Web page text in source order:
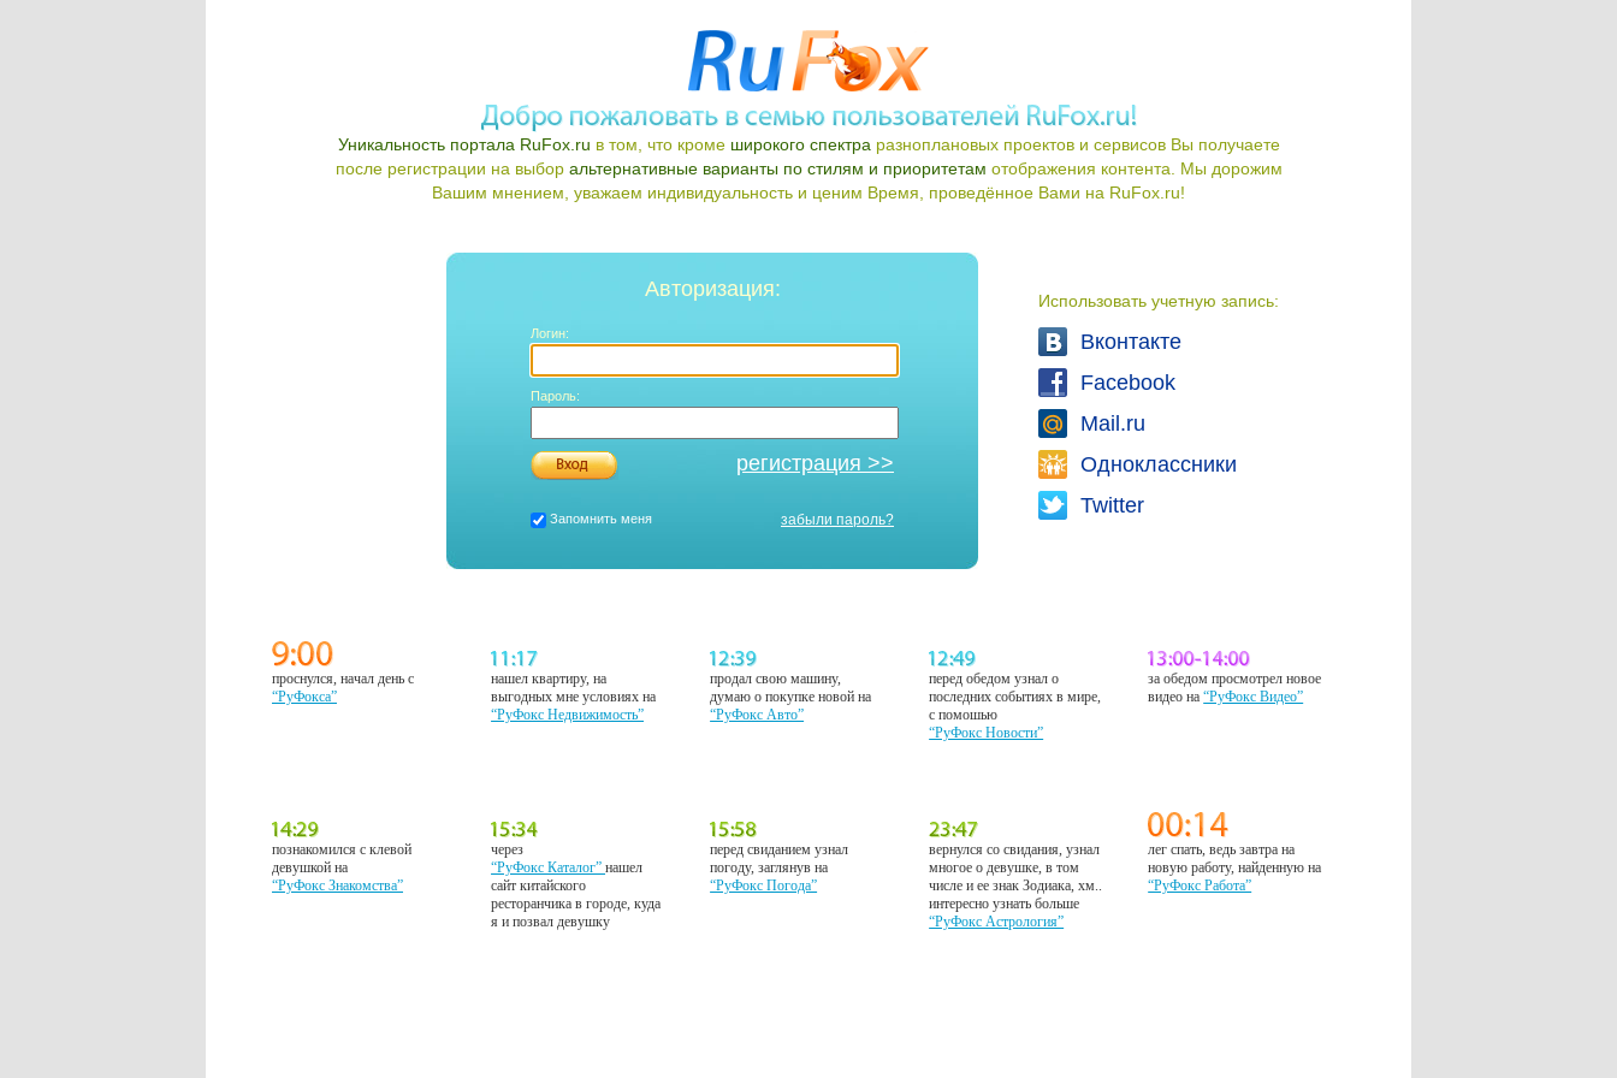
Уникальность портала RuFox.ru в том, что кроме широкого спектра разноплановых проектов и сервисов Вы получаете
после регистрации на выбор альтернативные варианты по стилям и приоритетам отображения контента. Мы дорожим
Вашим мнением, уважаем индивидуальность и ценим Время, проведённое Вами на RuFox.ru!
Использовать учетную запись:
Вконтакте
Facebook
Mail.ru
Одноклассники
Twitter
Авторизация:
Логин:
Пароль:
регистрация >>
Запомнить меня забыли пароль?
проснулся, начал день с
“РуФокса”
нашел квартиру, на
выгодных мне условиях на
“РуФокс Недвижимость”
продал свою машину,
думаю о покупке новой на
“РуФокс Авто”
перед обедом узнал о
последних событиях в мире,
с помошью
“РуФокс Новости”
за обедом просмотрел новое
видео на“РуФокс Видео”
познакомился с клевой
девушкой на
“РуФокс Знакомства”
через
“РуФокс Каталог”нашел
сайт китайского
ресторанчика в городе, куда
я и позвал девушку
перед свиданием узнал
погоду, заглянув на
“РуФокс Погода”
вернулся со свидания, узнал
многое о девушке, в том
числе и ее знак Зодиака, хм..
интересно узнать больше
“РуФокс Астрология”
лег спать, ведь завтра на
новую работу, найденную на
“РуФокс Работа”